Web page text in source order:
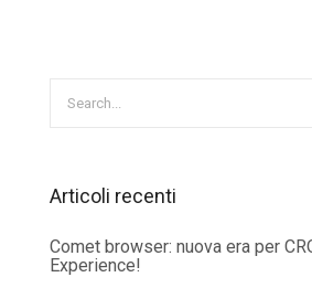
Articoli recenti
Comet browser: nuova era per CRO e User
Experience!